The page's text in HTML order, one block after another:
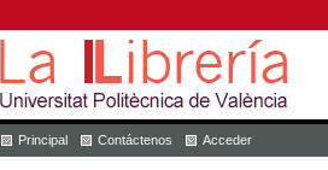
Principal Contáctenos Acceder